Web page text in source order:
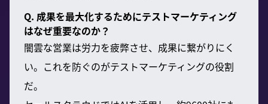
Q. 成果を最大化するためにテストマーケティング
はなぜ重要なのか？
闇雲な営業は労力を疲弊させ、成果に繋がりにく
い。これを防ぐのがテストマーケティングの役割
だ。